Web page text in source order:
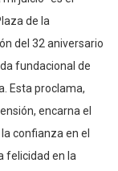
de la
del 32 aniversario
fundacional de
Esta proclama,
encarna el
confianza en el
felicidad en la